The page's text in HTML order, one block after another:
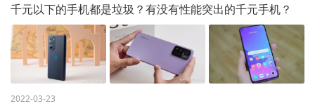
千元以下的手机都是垃圾？有没有性能突出的千元手机？
2022-03-23